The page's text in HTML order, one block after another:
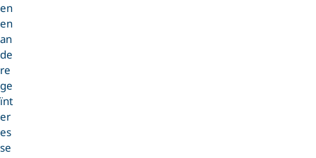
en
en
an
de
re
ge
ïnt
er
es
se